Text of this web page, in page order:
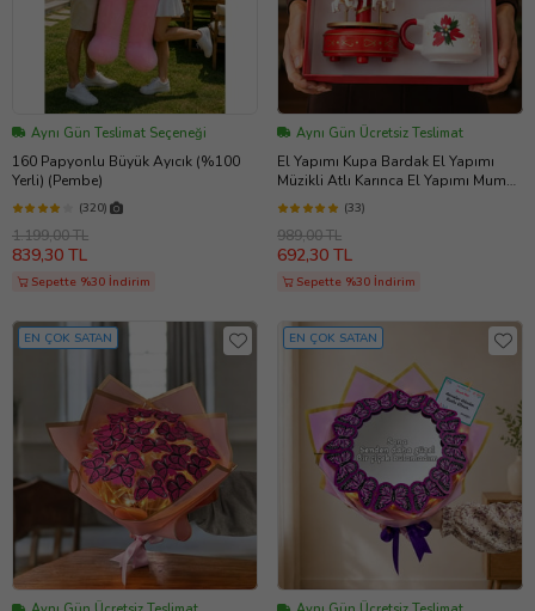
Aynı Gün Teslimat Seçeneği
160 Papyonlu Büyük Ayıcık (%100
Yerli) (Pembe)
(320)
1.199,00 TL
839,30 TL
Sepette %30 İndirim
Aynı Gün Ücretsiz Teslimat
El Yapımı Kupa Bardak El Yapımı
Müzikli Atlı Karınca El Yapımı Mum
AYN34
(33)
989,00 TL
692,30 TL
Sepette %30 İndirim
EN ÇOK SATAN EN ÇOK SATAN